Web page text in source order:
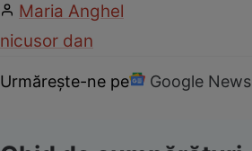
Maria Anghel
nicusor dan
Urmărește-ne pe Google News